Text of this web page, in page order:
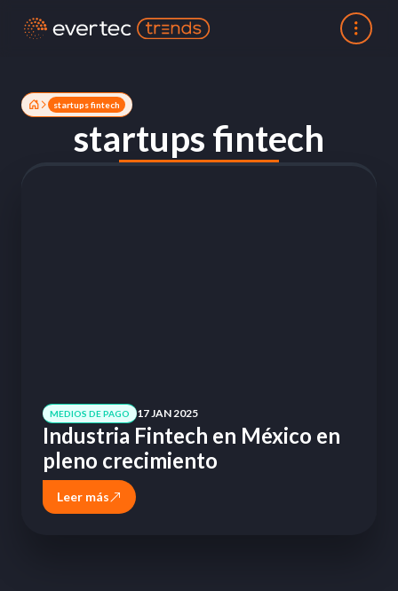
startups fintech
startups fintech
MEDIOS DE PAGO 17 JAN 2025
Industria Fintech en México en
pleno crecimiento
Leer más